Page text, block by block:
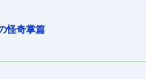
怪奇掌篇